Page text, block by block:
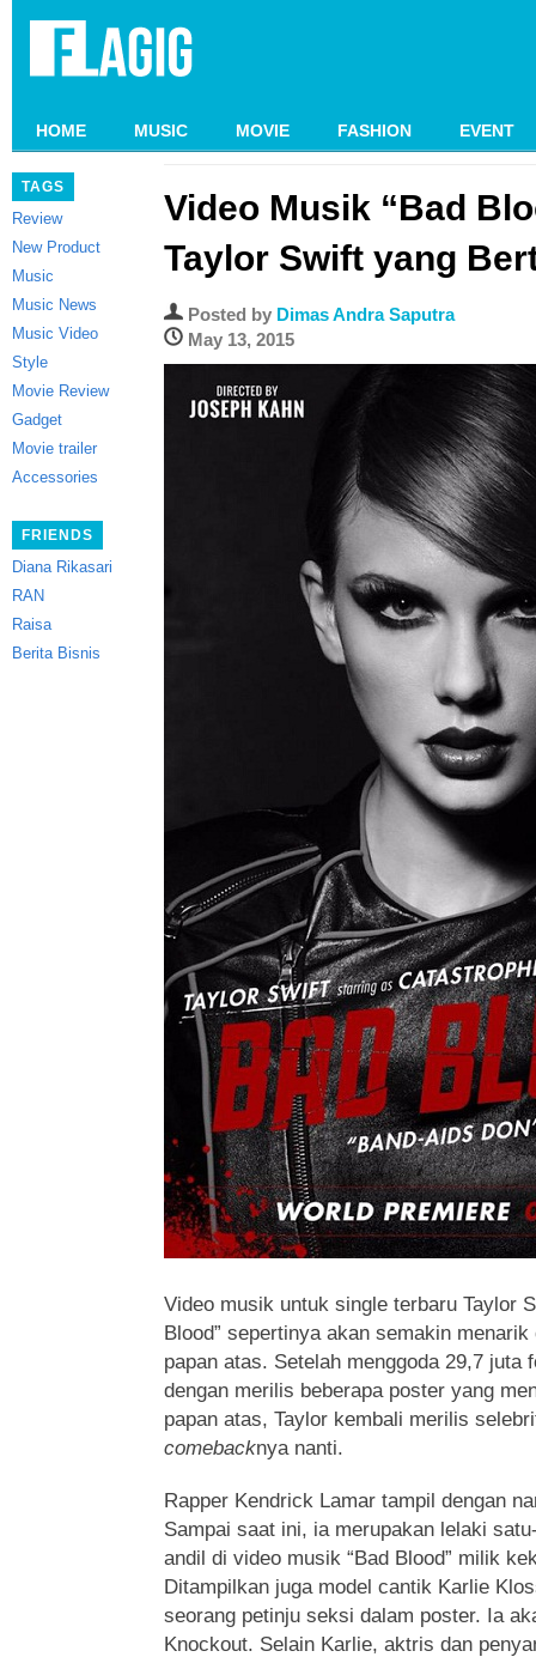
HOME MUSIC MOVIE FASHION EVENT
TAGS
Review
New Product
Music
Music News
Music Video
Style
Movie Review
Gadget
Movie trailer
Accessories
FRIENDS
Diana Rikasari
RAN
Raisa
Berita Bisnis
Video Musik “Bad
Taylor Swift yang
Posted by Dimas Andra Saputra
May 13, 2015
Video musik untuk single terbaru Taylor
Blood” sepertinya akan semakin
papan atas. Setelah menggoda 29,7 juta
dengan merilis beberapa poster yang
papan atas, Taylor kembali merilis
comebacknya nanti.
Rapper Kendrick Lamar tampil dengan
Sampai saat ini, ia merupakan lelaki
andil di video musik “Bad Blood” milik
Ditampilkan juga model cantik Karlie
seorang petinju seksi dalam poster. Ia
Knockout. Selain Karlie, aktris dan